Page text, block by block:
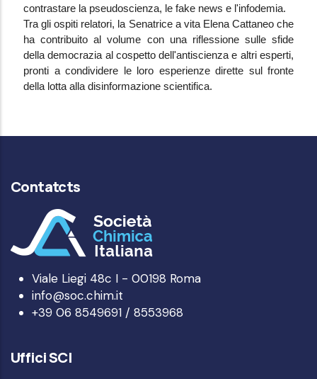
contrastare la pseudoscienza, le fake news e l'infodemia.
Tra gli ospiti relatori, la Senatrice a vita Elena Cattaneo che
ha contribuito al volume con una riflessione sulle sfide
della democrazia al cospetto dell'antiscienza e altri esperti,
pronti a condividere le loro esperienze dirette sul fronte
della lotta alla disinformazione scientifica.
Contatcts
Viale Liegi 48c I - 00198 Roma
info@soc.chim.it
+39 06 8549691 / 8553968
Uffici SCI